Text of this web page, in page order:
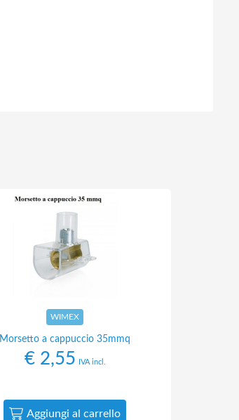
WIMEX
Morsetto a cappuccio 35mmq
€2,55 IVA incl.
Aggiungi al carrello